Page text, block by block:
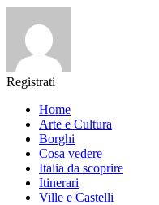
Registrati
Home
Arte e Cultura
Borghi
Cosa vedere
Italia da scoprire
Itinerari
Ville e Castelli